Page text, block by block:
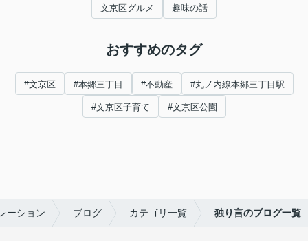
文京区グルメ 趣味の話
おすすめのタグ
#文京区 #本郷三丁目 #不動産 #丸ノ内線本郷三丁目駅
#文京区子育て #文京区公園
ーション ブログ カテゴリ一覧 独り言のブログ一覧